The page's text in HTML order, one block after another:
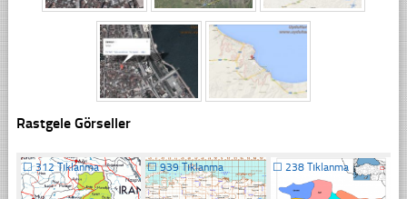
Rastgele Görseller
☐312 Tıklanma ☐939 Tıklanma ☐ 238 Tıklanma